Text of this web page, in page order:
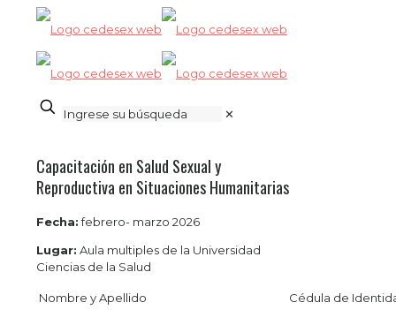
✕
Capacitación en Salud Sexual y
Reproductiva en Situaciones Humanitarias
Fecha:febrero- marzo 2026
Lugar: Aula multiples de la Universidad
Ciencias de la Salud
Nombre y Apellido
Cédula de